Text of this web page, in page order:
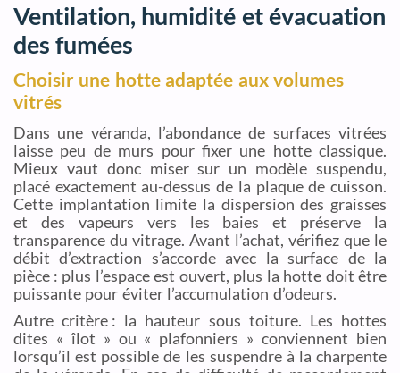
Ventilation, humidité et évacuation
des fumées
Choisir une hotte adaptée aux volumes
vitrés
Dans une véranda, l’abondance de surfaces vitrées
laisse peu de murs pour fixer une hotte classique.
Mieux vaut donc miser sur un modèle suspendu,
placé exactement au-dessus de la plaque de cuisson.
Cette implantation limite la dispersion des graisses
et des vapeurs vers les baies et préserve la
transparence du vitrage. Avant l’achat, vérifiez que le
débit d’extraction s’accorde avec la surface de la
pièce : plus l’espace est ouvert, plus la hotte doit être
puissante pour éviter l’accumulation d’odeurs.
Autre critère : la hauteur sous toiture. Les hottes
dites « îlot » ou « plafonniers » conviennent bien
lorsqu’il est possible de les suspendre à la charpente